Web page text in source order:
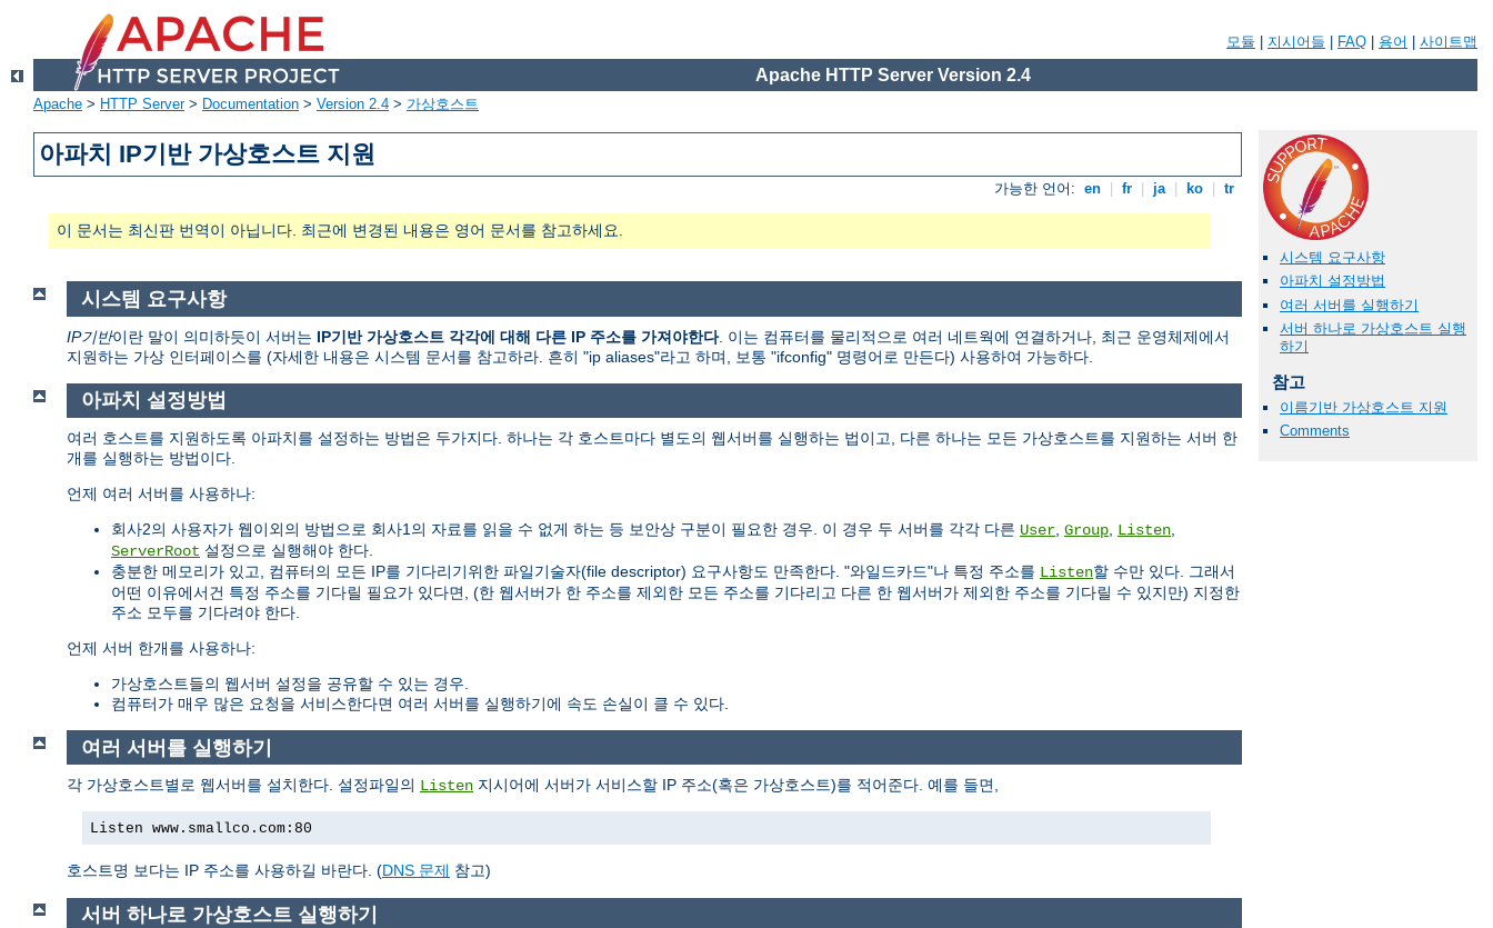
모듈 지시어들 FAQ 용어 사이트맵
Apache HTTP Server Version 2.4
Apache > HTTP Server> Documentation > Version 2.4 > 가상호스트
아파치 IP기반 가상호스트 지원
가능한 언어: en fr ja ko tr
이 문서는 최신판 번역이 아닙니다. 최근에 변경된 내용은 영어 문서를 참고하세요.
시스템 요구사항
아파치 설정방법
여러 서버를 실행하기
서버 하나로 가상호스트 실행
하기
참고
이름기반 가상호스트 지원
Comments
시스템 요구사항
IP기반이란 말이 의미하듯이 서버는 IP기반 가상호스트 각각에 대해 다른 IP 주소를 가져야한다. 이는 컴퓨터를 물리적으로 여러 네트웍에 연결하거나, 최근 운영체제에서
지원하는 가상 인터페이스를 (자세한 내용은 시스템 문서를 참고하라. 흔히 "ip aliases"라고 하며, 보통 "ifconfig" 명령어로 만든다) 사용하여 가능하다.
아파치 설정방법
여러 호스트를 지원하도록 아파치를 설정하는 방법은 두가지다. 하나는 각 호스트마다 별도의 웹서버를 실행하는 법이고, 다른 하나는 모든 가상호스트를 지원하는 서버 한
개를 실행하는 방법이다.
언제 여러 서버를 사용하나:
회사2의 사용자가 웹이외의 방법으로 회사1의 자료를 읽을 수 없게 하는 등 보안상 구분이 필요한 경우. 이 경우 두 서버를 각각 다른 User Group Listen
ServerRoot 설정으로 실행해야 한다.
충분한 메모리가 있고, 컴퓨터의 모든 IP를 기다리기위한 파일기술자(file descriptor) 요구사항도 만족한다. "와일드카드"나 특정 주소를 Listen할 수만 있다. 그래서
어떤 이유에서건 특정 주소를 기다릴 필요가 있다면, (한 웹서버가 한 주소를 제외한 모든 주소를 기다리고 다른 한 웹서버가 제외한 주소를 기다릴 수 있지만) 지정한
주소 모두를 기다려야 한다.
언제 서버 한개를 사용하나:
가상호스트들의 웹서버 설정을 공유할 수 있는 경우.
컴퓨터가 매우 많은 요청을 서비스한다면 여러 서버를 실행하기에 속도 손실이 클 수 있다.
여러 서버를 실행하기
각 가상호스트별로 웹서버를 설치한다. 설정파일의 Listen 지시어에 서버가 서비스할 IP 주소(혹은 가상호스트)를 적어준다. 예를 들면,
Listen www.smallco.com:80
호스트명 보다는 IP 주소를 사용하길 바란다. (DNS 문제 참고)
서버 하나로 가상호스트 실행하기